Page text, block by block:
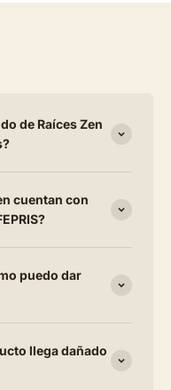
de Raíces Zen
cuentan con
puedo dar
llega dañado